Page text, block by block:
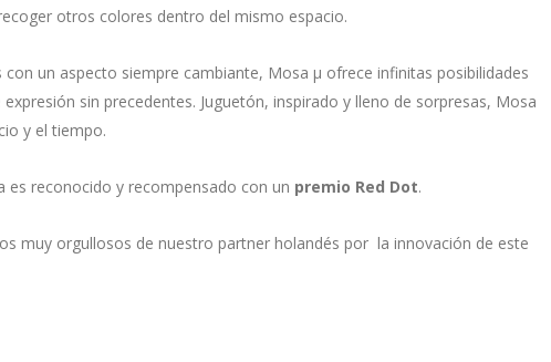
otros colores dentro del mismo espacio.
un aspecto siempre cambiante, Mosa μ ofrece infinitas posibilidades
sin precedentes. Juguetón, inspirado y lleno de sorpresas, Mosa
y el tiempo.
es reconocido y recompensado con un premio Red Dot.
muy orgullosos de nuestro partner holandés por la innovación de este